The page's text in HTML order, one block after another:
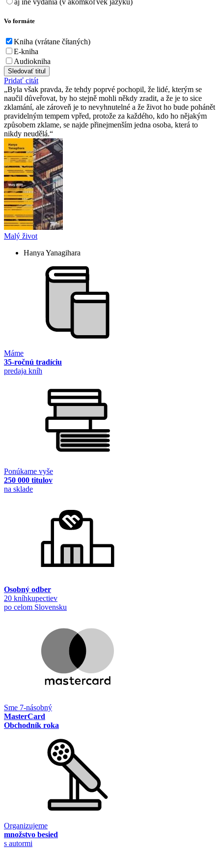
aj iné vydania (v akomkoľvek jazyku)
Vo formáte
Kniha (vrátane čítaných)
E-kniha
Audiokniha
Sledovať titul
Pridať citát
Byla však pravda, že tehdy poprvé pochopil, že lidé, kterým se
naučil důveřovat, by ho stejně mohli někdy zradit, a že je to sice
zklamání, ale zároveň je to nevyhnutelné a že život ho bude pohánět
pravidelným tempem vpřed, protože za každého, kdo ho nějakým
způsobem zklame, se najde přinejmenším jedna osoba, která to
nikdy neudělá.
Malý život
Hanya Yanagihara
Máme
35-ročnú tradíciu
predaja kníh
Ponúkame vyše
250 000 titulov
na sklade
Osobný odber
20 kníhkupectiev
po celom Slovensku
Sme 7-násobný
MasterCard
Obchodník roka
Organizujeme
množstvo besied
s autormi